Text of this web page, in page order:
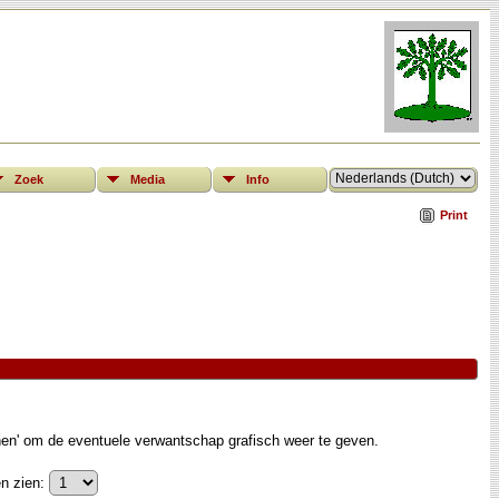
Zoek Media Info
Print
om de eventuele verwantschap grafisch weer te geven.
zien: